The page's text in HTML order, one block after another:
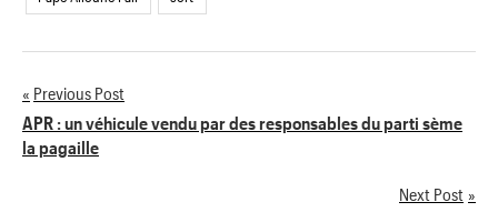
Navigation
de
Previous Post
APR : un véhicule vendu par des responsables du parti sème
la pagaille
Next Post